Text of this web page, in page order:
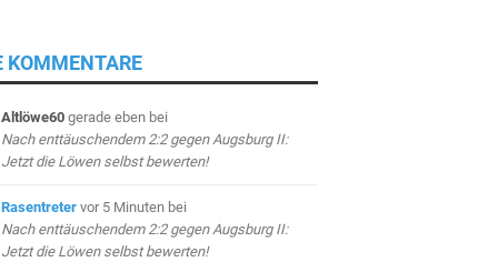
KOMMENTARE
Altlöwe60 gerade ebenbei
Nach enttäuschendem 2:2 gegen Augsburg II:
Jetzt die Löwen selbst bewerten!
Rasentreter vor 5 Minuten bei
Nach enttäuschendem 2:2 gegen Augsburg II:
Jetzt die Löwen selbst bewerten!